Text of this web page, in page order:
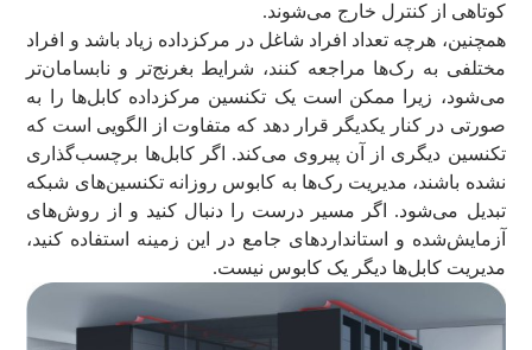
کوتاهی از کنترل خارج می‌شوند.
همچنین، هرچه تعداد افراد شاغل در مرکزداده زیاد باشد و افراد
مختلفی به رک‌ها مراجعه کنند، شرایط بغرنج‌تر و نابسامان‌تر
می‌شود، زیرا ممکن است یک تکنسین مرکزداده کابل‌ها را به
‌صورتی در کنار یکدیگر قرار دهد که متفاوت از الگویی است که
تکنسین دیگری از آن پیروی می‌کند. اگر کابل‌ها برچسب‌‌گذاری
نشده باشند، مدیریت رک‌ها به کابوس روزانه تکنسین‌های شبکه
تبدیل می‌شود. اگر مسیر درست را دنبال کنید و از روش‌های
آزمایش‌شده و استانداردهای جامع در این زمینه استفاده کنید،
مدیریت کابل‌ها دیگر یک کابوس نیست.